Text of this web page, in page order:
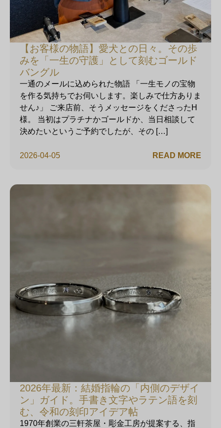
【お客様の物語】愛犬との日々。その歩
みを「一生の守護」として刻むゴールド
バングル
2026-04-05
一通のメールに込められた物語 「一生モノの宝物
を作る気持ちでお伺いします。楽しみで仕方ありま
せん♪」 ご来店前、そうメッセージをくださったH
様。 当初はプラチナかゴールドか、当日相談して
決めたいというご予約でしたが、その […]
READ MORE
2026年最新：結婚指輪の「内側のデザイ
ン」ガイド。手書き文字やラテン語を刻
む、令和の刻印アイデア帖
1970年創業の三軒茶屋・彫金工房が提案する、指